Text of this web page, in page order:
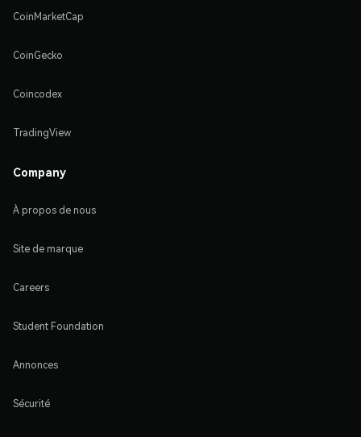
CoinMarketCap
CoinGecko
Coincodex
TradingView
Company
À propos de nous
Site de marque
Careers
Student Foundation
Annonces
Sécurité